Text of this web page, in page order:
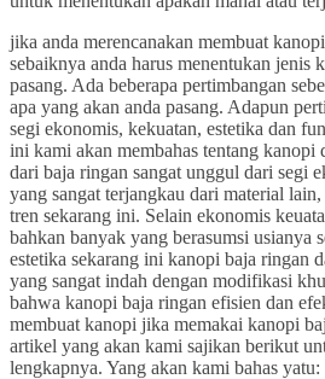
jika anda merencanakan membuat
sebaiknya anda harus menentukan jenis
pasang. Ada beberapa pertimbangan
apa yang akan anda pasang. Adapun
segi ekonomis, kekuatan, estetika dan
ini kami akan membahas tentang kanopi
dari baja ringan sangat unggul dari segi
yang sangat terjangkau dari material
tren sekarang ini. Selain ekonomis
bahkan banyak yang berasumsi usianya
estetika sekarang ini kanopi baja ringan
yang sangat indah dengan modifikasi
bahwa kanopi baja ringan efisien dan
membuat kanopi jika memakai kanopi
artikel yang akan kami sajikan berikut
lengkapnya. Yang akan kami bahas yatu: